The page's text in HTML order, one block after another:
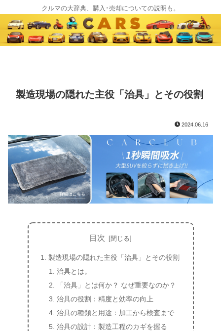
クルマの大辞典、購入･売却についての説明も。
製造現場の隠れた主役「治具」とその役割
2024.06.16
目次
製造現場の隠れた主役「治具」とその役割
治具とは。
「治具」とは何か？ なぜ重要なのか？
治具の役割：精度と効率の向上
治具の種類と用途：加工から検査まで
治具の設計：製造工程のカギを握る